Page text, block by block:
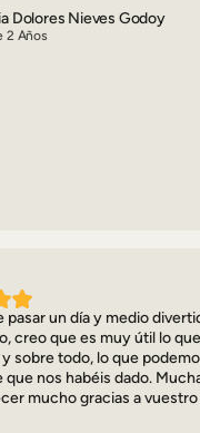
Dolores Nieves Godoy
2 Años
pasar un día y medio
creo que es muy útil lo
sobre todo, lo que
que nos habéis dado.
mucho gracias a